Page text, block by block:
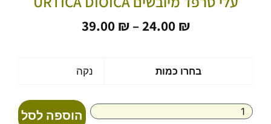
24.00 ₪
–
39.00 ₪ טווח
עד
⁦39.00 ₪⁩ בחרו כמות נקה
סרפד
מיובשים
הוספה לסל